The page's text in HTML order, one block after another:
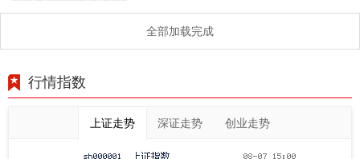
全部加载完成
行情指数
上证走势 深证走势 创业走势